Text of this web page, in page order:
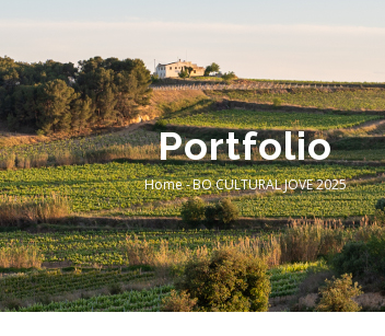
Portfolio
Breadcrumb
Home-BO CULTURAL JOVE 2025